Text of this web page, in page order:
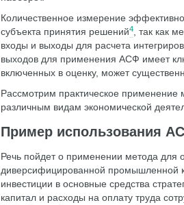
Количественное измерение
субъекта принятия решений4
, так как
входы и выходы для расчета
выходов для применения АСФ имеет
включенных в оценку, может
Рассмотрим практическое
различным видам экономической
Пример использования
Речь пойдет о применении метода для
диверсифицированной промышленной
инвестиции в основные средства
капитал и расходы на оплату труда